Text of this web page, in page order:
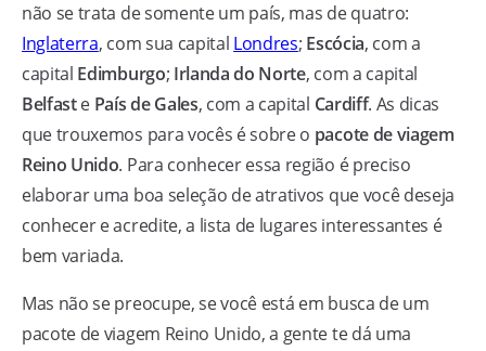
não se trata de somente um país, mas de quatro:
Inglaterra, com sua capital Londres; Escócia, com a
capital Edimburgo; Irlanda do Norte, com a capital
Belfaste País de Gales, com a capital Cardiff. As dicas
que trouxemos para vocês é sobre o pacote de viagem
Reino Unido. Para conhecer essa região é preciso
elaborar uma boa seleção de atrativos que você deseja
conhecer e acredite, a lista de lugares interessantes é
bem variada.
Mas não se preocupe, se você está em busca de um
pacote de viagem Reino Unido, a gente te dá uma